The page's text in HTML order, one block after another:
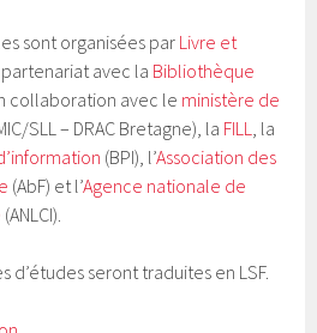
sont organisées par Livre et
avec la Bibliothèque
collaboration avec le ministère de
SLL – DRAC Bretagne), la FILL, la
(BPI), l’Association des
(AbF) et l’Agence nationale de
(ANLCI).
d’études seront traduites en LSF.